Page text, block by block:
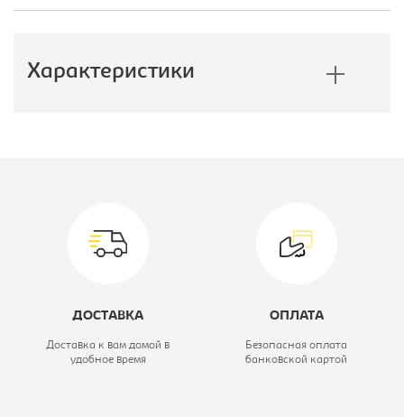
Характеристики
Ширина, мм: 900
ДОСТАВКА
Доставка к вам домой в
удобное время
ОПЛАТА
Безопасная оплата
банковской картой